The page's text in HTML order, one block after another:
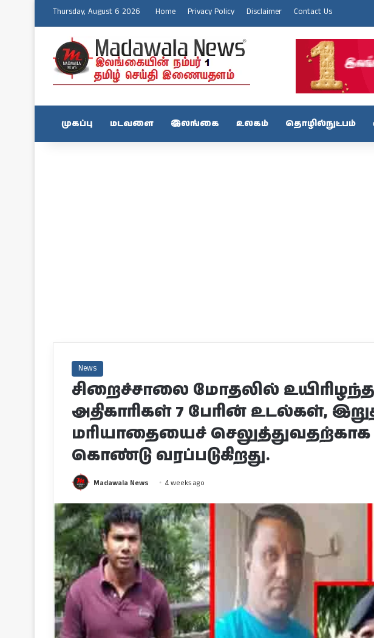
Thursday, August 6 2026 Home Privacy Policy Disclaimer Contact Us
முகப்பு மடவளை இலங்கை உலகம் தொழில்நுட்பம்
News
சிறைச்சாலை மோதலில்
அதிகாரிகள் 7 பேரின் உடல்கள்,
மரியாதையைச் செலுத்துவதற்காக
கொண்டு வரப்படுகிறது.
Madawala News 4 weeks ago